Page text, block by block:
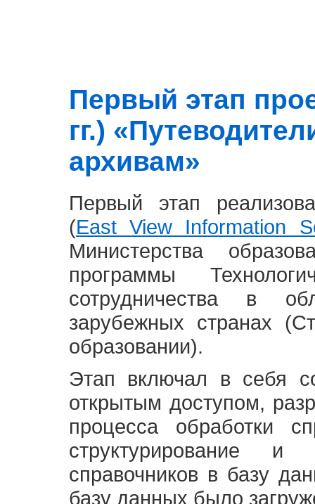
Первый этап
гг.)
архивам»
Первый этап
(East View Information
Министерства
программы
сотрудничества в
зарубежных странах
образовании).
Этап включал в себя
открытым доступом,
процесса обработки
структурирование и
справочников в базу
базу данных было